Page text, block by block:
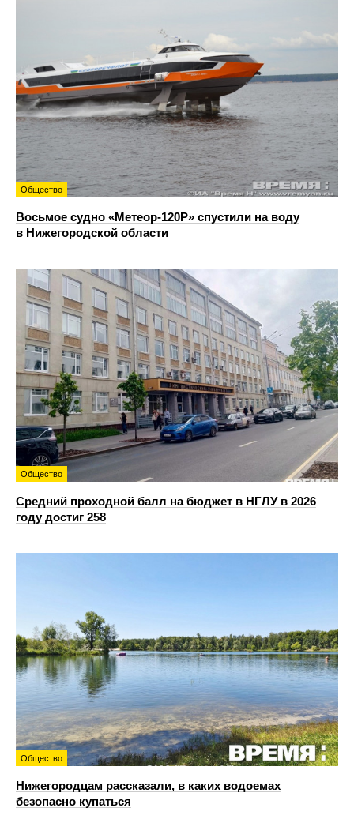
Общество
Восьмое судно «Метеор-120Р» спустили на воду
в Нижегородской области
Общество
Средний проходной балл на бюджет в НГЛУ в 2026
году достиг 258
Общество
Нижегородцам рассказали, в каких водоемах
безопасно купаться